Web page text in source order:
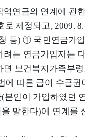
역연금의 연계에 관
로 제정되고, 2009.
등) ① 국민연금가
려는 연금가입자는
보건복지가족부령
에 따른 급여 수급권
본인이 가입하였던
말한다)에 연계를